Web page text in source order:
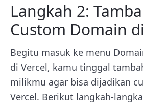
Langkah 2:
Custom Domain
Begitu masuk ke menu
di Vercel, kamu tinggal
milikmu agar bisa dijadikan
Vercel. Berikut langkah-